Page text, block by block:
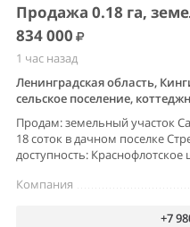
Продажа 0.18 га,
834 000
1 час назад
Ленинградская область,
сельское поселение,
Продам: земельный участок
18 соток в дачном поселке
доступность:
Компания
+7